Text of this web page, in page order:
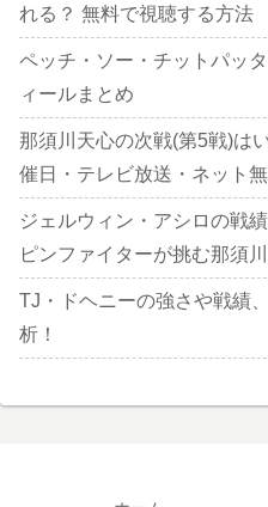
れる？ 無料で視聴する方法
ペッチ・ソー・チットパッ
ィールまとめ
那須川天心の次戦(第5戦)は
催日・テレビ放送・ネット
ジェルウィン・アシロの戦
ピンファイターが挑む那須
TJ・ドヘニーの強さや戦績
析！